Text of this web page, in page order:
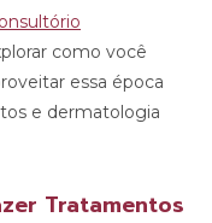
como você
essa época
e dermatologia
Tratamentos